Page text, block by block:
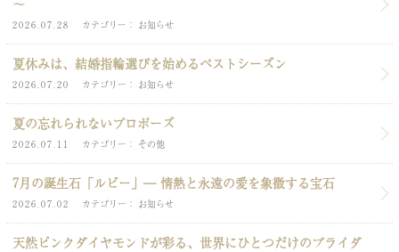
～
2026.07.28 カテゴリー お知らせ
夏休みは、結婚指輪選びを始めるベストシーズン
2026.07.20 カテゴリー お知らせ
夏の忘れられないプロポーズ
2026.07.11 カテゴリー その他
7月の誕生石「ルビー」― 情熱と永遠の愛を象徴する宝石
2026.07.02 カテゴリー お知らせ
天然ピンクダイヤモンドが彩る、世界にひとつだけのブライダ